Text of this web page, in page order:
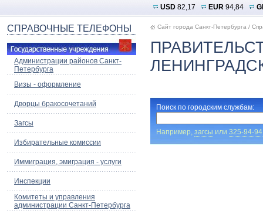
USD 82,17 EUR 94,84
СПРАВОЧНЫЕ ТЕЛЕФОНЫ
Администрации районов Санкт-
Петербурга
Визы - оформление
Дворцы бракосочетаний
Загсы
Избирательные комиссии
Иммиграция, эмиграция - услуги
Инспекции
Комитеты и управления
администрации Санкт-Петербурга
Сайт города Санкт-Петербурга /
Поиск по городским службам:
Например, загсы или 325-94-94